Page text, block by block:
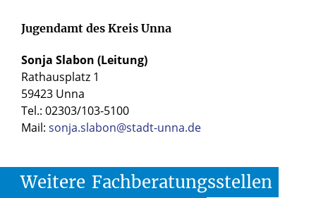
Jugendamt des Kreis Unna
Sonja Slabon (Leitung)
Rathausplatz 1
59423 Unna
Tel.: 02303/103-5100
Mail: sonja.slabon@stadt-unna.de
Weitere Fachberatungsstellen